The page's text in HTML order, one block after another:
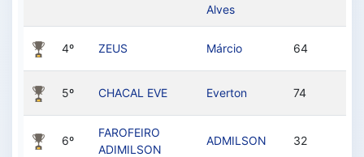
Alves
4º ZEUS Márcio 64
5º CHACAL EVE Everton 74
6º
FAROFEIRO
ADIMILSON
ADMILSON 32